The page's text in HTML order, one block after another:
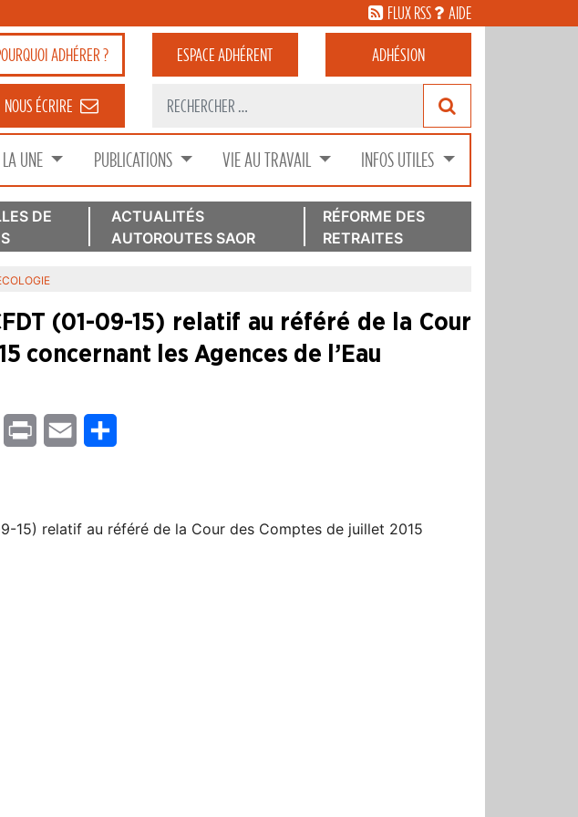
FLUX RSS AIDE
ADHÉRER ? ESPACEADHÉRENT ADHÉSION
NOUS ÉCRIRE
UNE PUBLICATIONS VIE AU TRAVAIL INFOS UTILES
DE
ACTUALITÉS
AUTOROUTES SAOR
RÉFORME DES
RETRAITES
(01-09-15) relatif au référé de la Cour
concernant les Agences de l’Eau
Telegram
Print Email
15) relatif au référé de la Cour des Comptes de juillet 2015